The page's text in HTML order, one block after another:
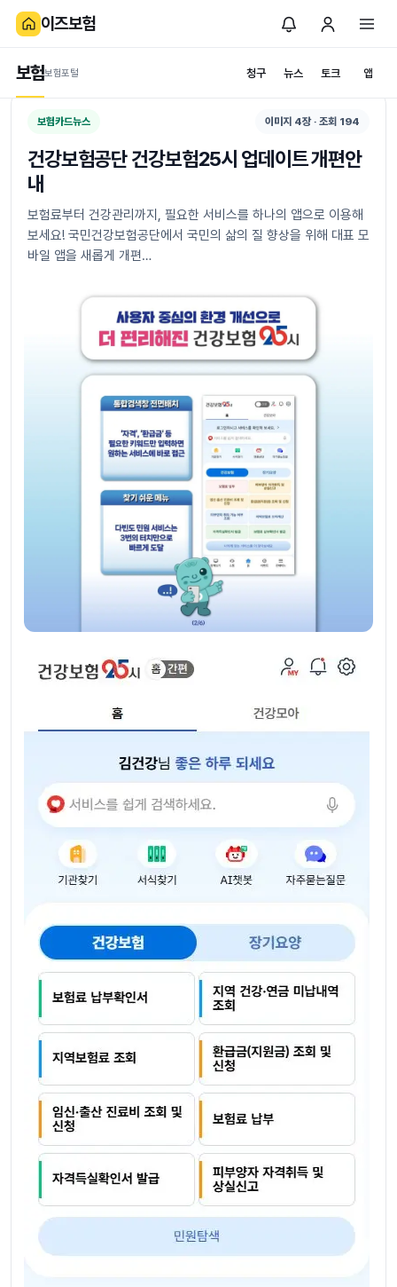
이즈보험
보험보험포털 청구 뉴스 토크 앱
보험카드뉴스 이미지 4장 · 조회 194
건강보험공단 건강보험25시 업데이트 개편안
내
보험료부터 건강관리까지, 필요한 서비스를 하나의 앱으로 이용해
보세요! 국민건강보험공단에서 국민의 삶의 질 향상을 위해 대표 모
바일 앱을 새롭게 개편…